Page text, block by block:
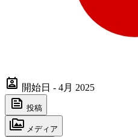
開始日 - 4月 2025
投稿
メディア